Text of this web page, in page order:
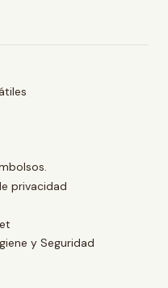
privacidad
y Seguridad